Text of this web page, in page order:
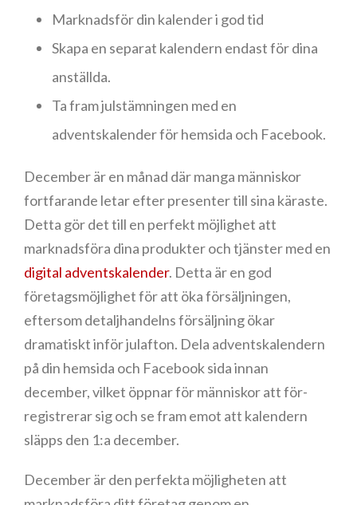
Marknadsför din kalender i god tid
Skapa en separat kalendern endast för dina
anställda.
Ta fram julstämningen med en
adventskalender för hemsida och Facebook.
December är en månad där manga människor
fortfarande letar efter presenter till sina käraste.
Detta gör det till en perfekt möjlighet att
marknadsföra dina produkter och tjänster med en
digital adventskalender. Detta är en god
företagsmöjlighet för att öka försäljningen,
eftersom detaljhandelns försäljning ökar
dramatiskt inför julafton. Dela adventskalendern
på din hemsida och Facebook sida innan
december, vilket öppnar för människor att för-
registrerar sig och se fram emot att kalendern
släpps den 1:a december.
December är den perfekta möjligheten att